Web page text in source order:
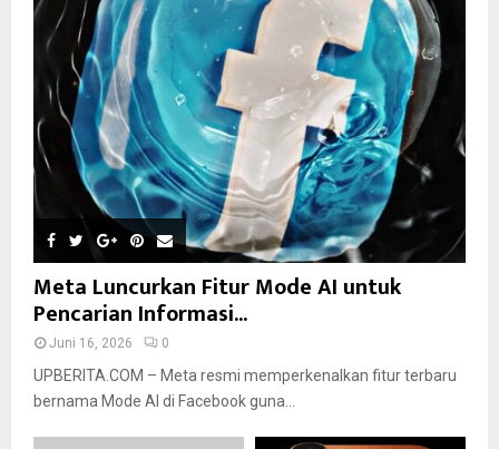
Meta Luncurkan Fitur Mode AI untuk
Pencarian Informasi...
Juni 16, 2026 0
UPBERITA.COM – Meta resmi memperkenalkan fitur terbaru
bernama Mode AI di Facebook guna...